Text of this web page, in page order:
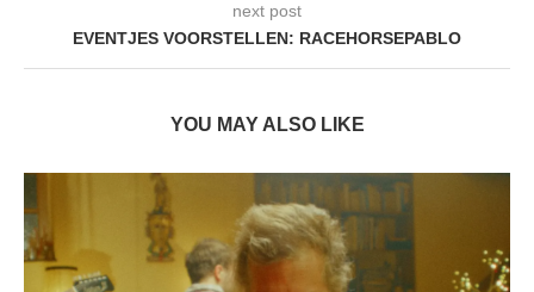
next post
EVENTJES VOORSTELLEN: RACEHORSEPABLO
YOU MAY ALSO LIKE